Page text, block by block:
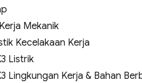
Mekanik
Kecelakaan Kerja
Listrik
Lingkungan Kerja & Bahan